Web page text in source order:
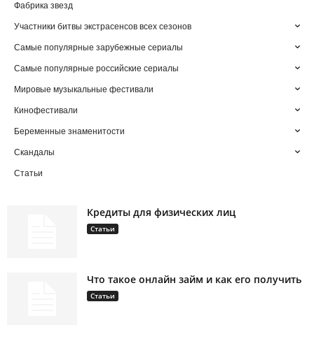
Фабрика звезд
Участники битвы экстрасенсов всех сезонов
Самые популярные зарубежные сериалы
Самые популярные российские сериалы
Мировые музыкальные фестивали
Кинофестивали
Беременные знаменитости
Скандалы
Статьи
Кредиты для физических лиц
Статьи
Что такое онлайн займ и как его получить
Статьи